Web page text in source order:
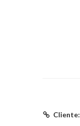
Cliente: